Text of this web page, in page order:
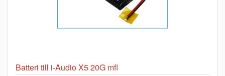
Batteri till i-Audio X5 20G mfl